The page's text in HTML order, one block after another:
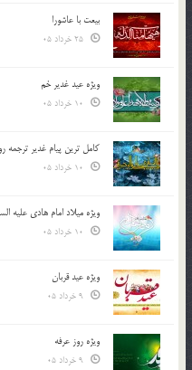
بیعت با عاشورا
ویژه عید غدیر خم
کامل ترین پیام غدیر ترجمه
ویژه میلاد امام هادی علیه
ویژه عید قربان
ویژه روز عرفه